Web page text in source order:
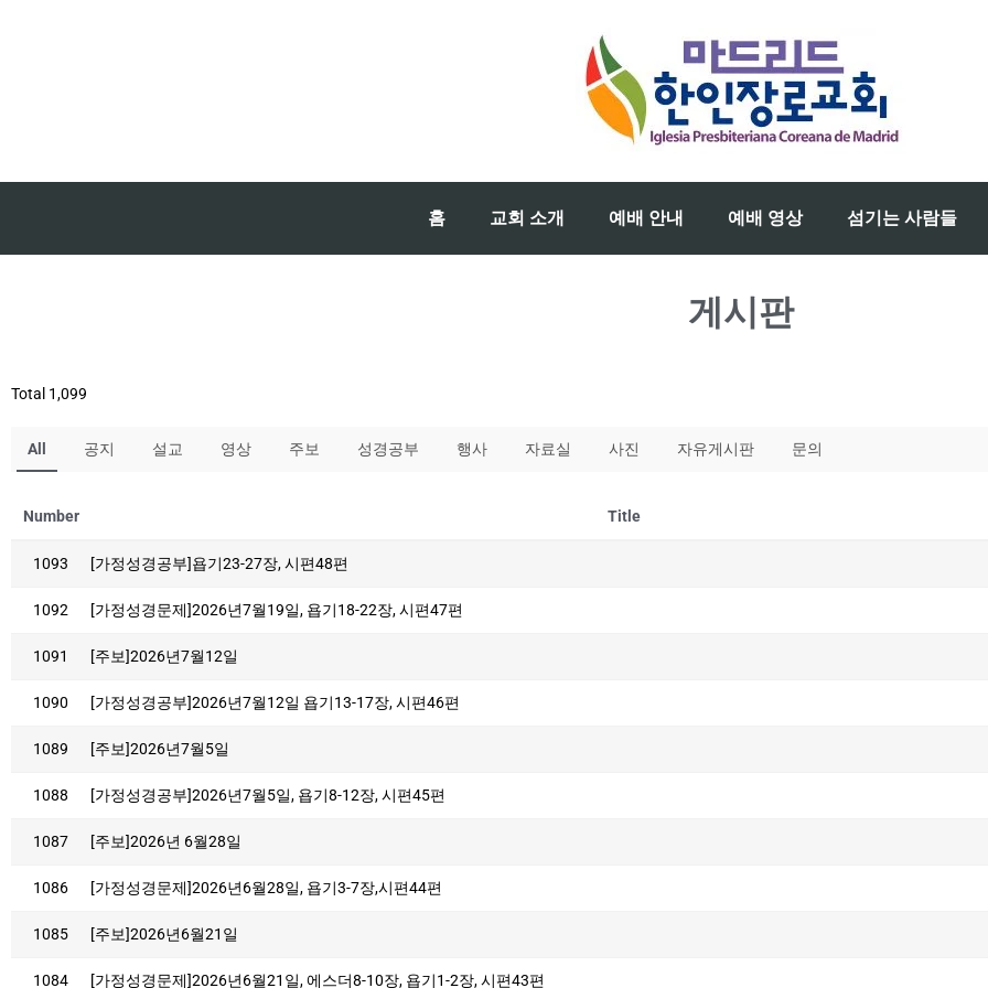
홈 교회 소개 예배 안내 예배 영상 섬기는 사람들
게시판
Total 1,099
All 공지 설교 영상 주보 성경공부 행사 자료실 사진 자유게시판 문의
Number Title
1093 [가정성경공부]욥기23-27장, 시편48편
1092 [가정성경문제]2026년7월19일, 욥기18-22장, 시편47편
1091 [주보]2026년7월12일
1090 [가정성경공부]2026년7월12일 욥기13-17장, 시편46편
1089 [주보]2026년7월5일
1088 [가정성경공부]2026년7월5일, 욥기8-12장, 시편45편
1087 [주보]2026년 6월28일
1086 [가정성경문제]2026년6월28일, 욥기3-7장,시편44편
1085 [주보]2026년6월21일
1084 [가정성경문제]2026년6월21일, 에스더8-10장, 욥기1-2장, 시편43편